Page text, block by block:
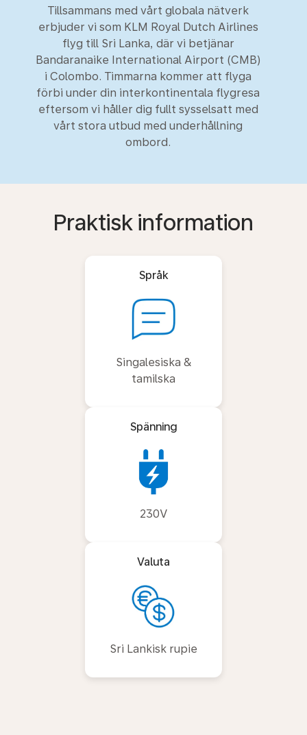
Tillsammans med vårt globala nätverk
erbjuder vi som KLM Royal Dutch Airlines
flyg till Sri Lanka, där vi betjänar
Bandaranaike International Airport (CMB)
i Colombo. Timmarna kommer att flyga
förbi under din interkontinentala flygresa
eftersom vi håller dig fullt sysselsatt med
vårt stora utbud med underhållning
ombord.
Praktisk information
Språk
Singalesiska &
tamilska
Spänning
230V
Valuta
Sri Lankisk rupie